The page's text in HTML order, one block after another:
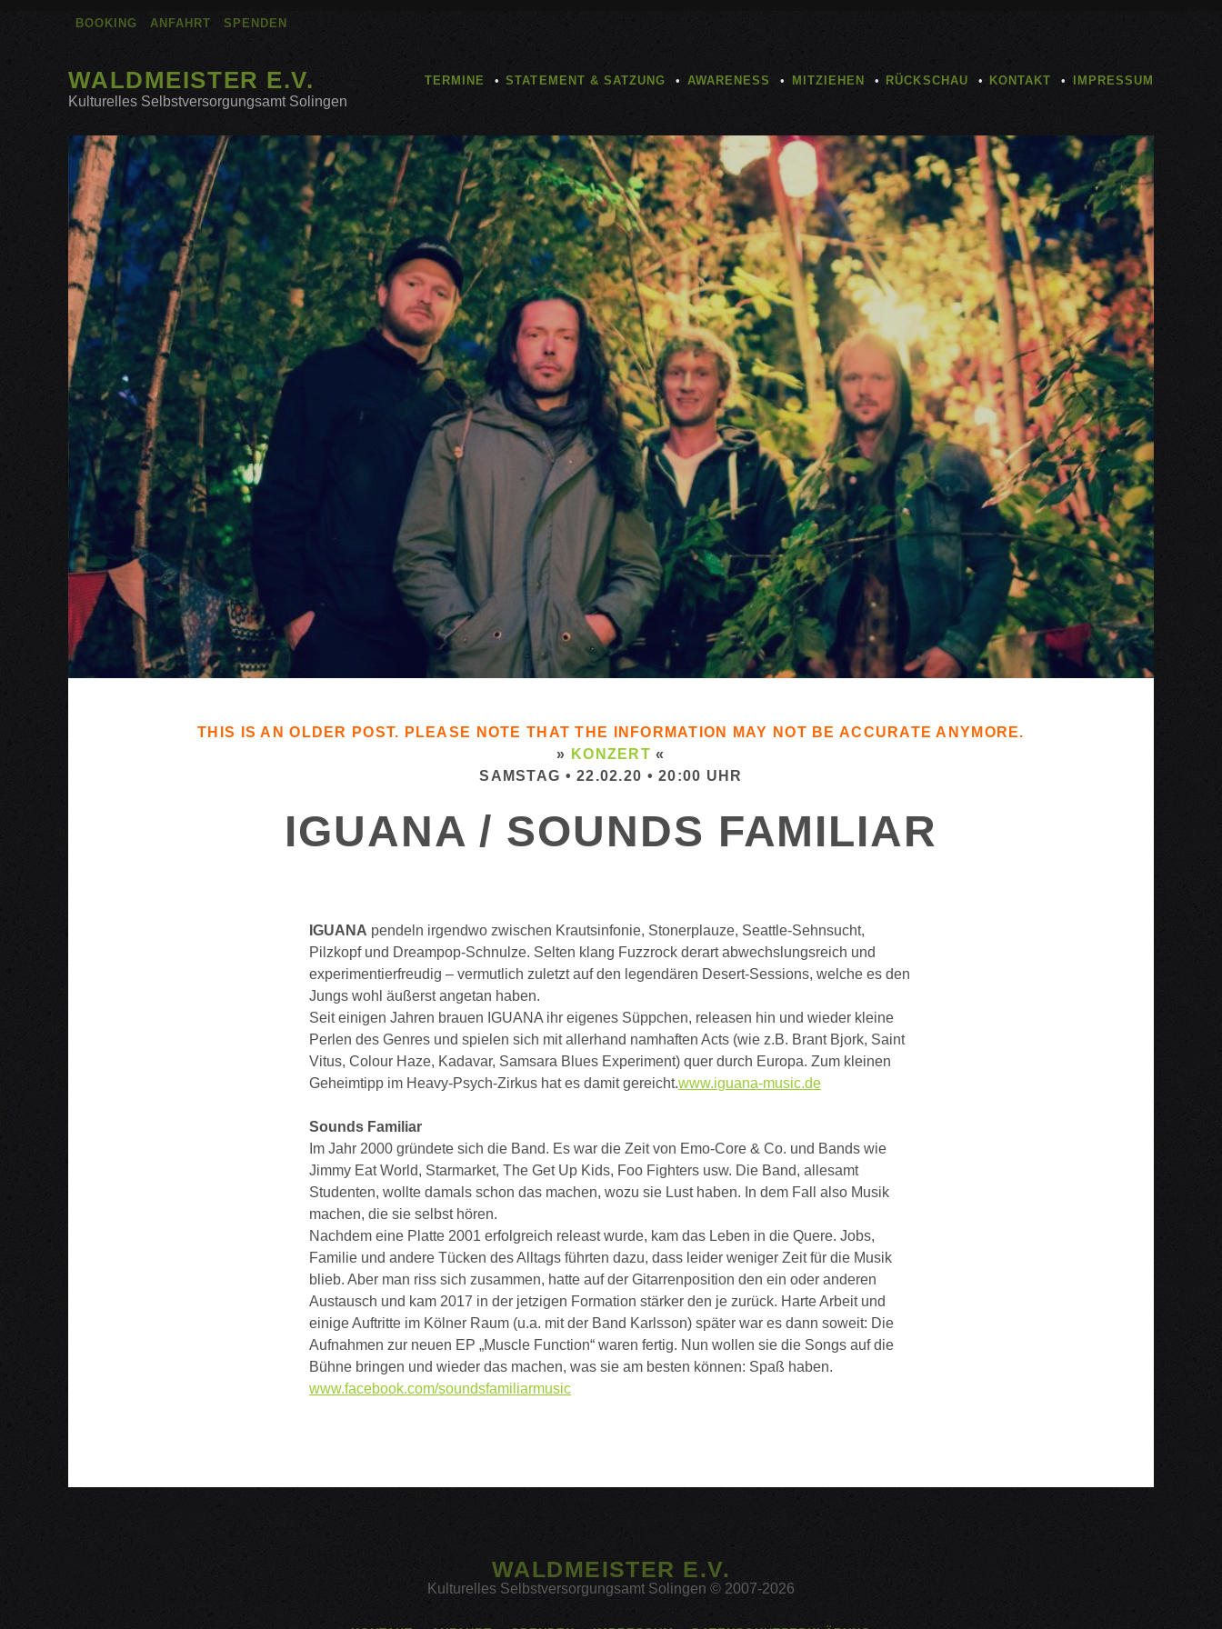
BOOKING ANFAHRT SPENDEN
WALDMEISTER E.V.
Kulturelles Selbstversorgungsamt Solingen
TERMINE STATEMENT & SATZUNG AWARENESS MITZIEHEN RÜCKSCHAU KONTAKT IMPRESSUM
THIS IS AN OLDER POST. PLEASE NOTE THAT THE INFORMATION MAY NOT BE ACCURATE ANYMORE.
» KONZERT «
SAMSTAG • 22.02.20 • 20:00 UHR
IGUANA / SOUNDS FAMILIAR
IGUANA pendeln irgendwo zwischen Krautsinfonie, Stonerplauze, Seattle-Sehnsucht,
Pilzkopf und Dreampop-Schnulze. Selten klang Fuzzrock derart abwechslungsreich und
experimentierfreudig – vermutlich zuletzt auf den legendären Desert-Sessions, welche es den
Jungs wohl äußerst angetan haben.
Seit einigen Jahren brauen IGUANA ihr eigenes Süppchen, releasen hin und wieder kleine
Perlen des Genres und spielen sich mit allerhand namhaften Acts (wie z.B. Brant Bjork, Saint
Vitus, Colour Haze, Kadavar, Samsara Blues Experiment) quer durch Europa. Zum kleinen
Geheimtipp im Heavy-Psych-Zirkus hat es damit gereicht.www.iguana-music.de
Sounds Familiar
Im Jahr 2000 gründete sich die Band. Es war die Zeit von Emo-Core & Co. und Bands wie
Jimmy Eat World, Starmarket, The Get Up Kids, Foo Fighters usw. Die Band, allesamt
Studenten, wollte damals schon das machen, wozu sie Lust haben. In dem Fall also Musik
machen, die sie selbst hören.
Nachdem eine Platte 2001 erfolgreich releast wurde, kam das Leben in die Quere. Jobs,
Familie und andere Tücken des Alltags führten dazu, dass leider weniger Zeit für die Musik
blieb. Aber man riss sich zusammen, hatte auf der Gitarrenposition den ein oder anderen
Austausch und kam 2017 in der jetzigen Formation stärker den je zurück. Harte Arbeit und
einige Auftritte im Kölner Raum (u.a. mit der Band Karlsson) später war es dann soweit: Die
Aufnahmen zur neuen EP „Muscle Function“ waren fertig. Nun wollen sie die Songs auf die
Bühne bringen und wieder das machen, was sie am besten können: Spaß haben.
www.facebook.com/soundsfamiliarmusic
WALDMEISTER E.V.
Kulturelles Selbstversorgungsamt Solingen © 2007-2026